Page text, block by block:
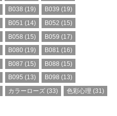
B038 (19) B039 (19)
B051 (14) B052 (15)
B058 (15) B059 (17)
B080 (19) B081 (16)
B087 (15) B088 (15)
B095 (13) B098 (13)
カラーローズ (33) 色彩心理 (31)